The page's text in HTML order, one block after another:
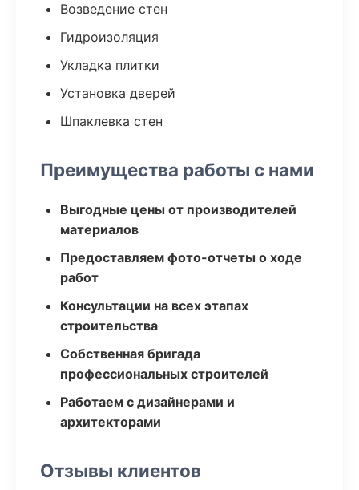
Возведение стен
Гидроизоляция
Укладка плитки
Установка дверей
Шпаклевка стен
Преимущества работы с нами
Выгодные цены от производителей
материалов
Предоставляем фото-отчеты о ходе
работ
Консультации на всех этапах
строительства
Собственная бригада
профессиональных строителей
Работаем с дизайнерами и
архитекторами
Отзывы клиентов